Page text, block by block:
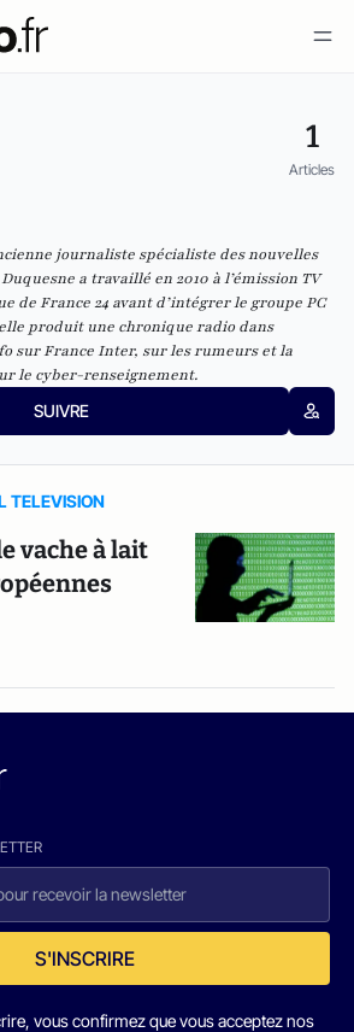
1
Articles
journaliste spécialiste des nouvelles
a travaillé en 2010 à l’émission TV
de France 24 avant d’intégrer le groupe PC
elle produit une chronique radio dans
sur France Inter, sur les rumeurs et la
le cyber-renseignement.
SUIVRE
TELEVISION
vache à lait
S'INSCRIRE
vous confirmez que vous acceptez nos